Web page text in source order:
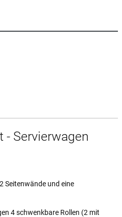
- Servierwagen
Seitenwände und eine
4 schwenkbare Rollen (2 mit